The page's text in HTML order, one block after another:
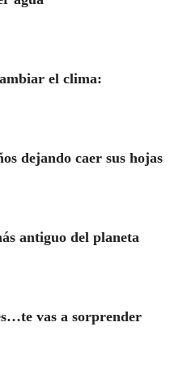
el clima:
dejando caer sus hojas
antiguo del planeta
vas a sorprender